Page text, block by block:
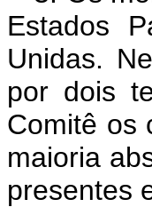
Estados
Unidas.
por dois
Comitê os
maioria
presentes